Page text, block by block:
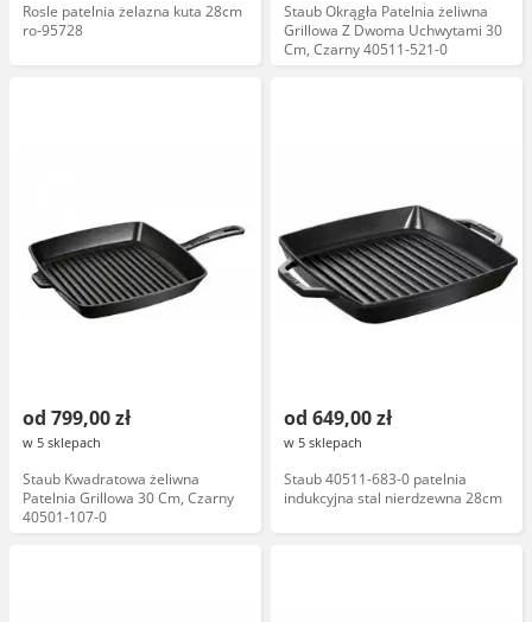
Rosle patelnia żelazna kuta 28cm
ro-95728
Staub Okrągła Patelnia żeliwna
Grillowa Z Dwoma Uchwytami 30
Cm, Czarny 40511-521-0
od 799,00 zł
w 5 sklepach
Staub Kwadratowa żeliwna
Patelnia Grillowa 30 Cm, Czarny
40501-107-0
od 649,00 zł
w 5 sklepach
Staub 40511-683-0 patelnia
indukcyjna stal nierdzewna 28cm